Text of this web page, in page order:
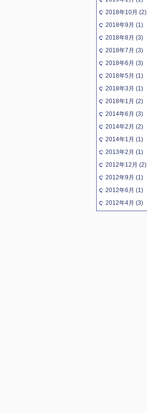
2018年10月 (2)
2018年9月 (1)
2018年8月 (3)
2018年7月 (3)
2018年6月 (3)
2018年5月 (1)
2018年3月 (1)
2018年1月 (2)
2014年6月 (3)
2014年2月 (2)
2014年1月 (1)
2013年2月 (1)
2012年12月 (2)
2012年9月 (1)
2012年6月 (1)
2012年4月 (3)